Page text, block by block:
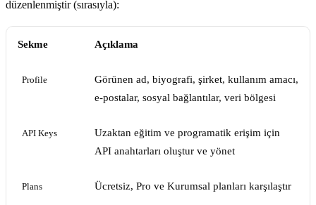
düzenlenmiştir (sırasıyla):
Sekme Açıklama
Profile
Görünen ad, biyografi, şirket, kullanım amacı,
e-postalar, sosyal bağlantılar, veri bölgesi
API Keys
Uzaktan eğitim ve programatik erişim için
API anahtarları oluştur ve yönet
Plans Ücretsiz, Pro ve Kurumsal planları karşılaştır